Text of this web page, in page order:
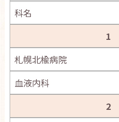
一般・患
English
科名
1
札幌北楡病院
血液内科
2